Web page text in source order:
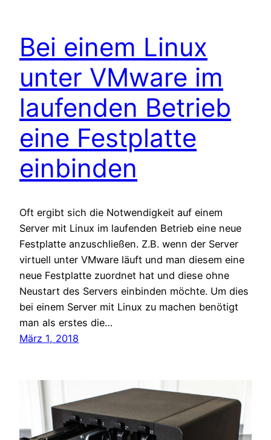
Bei einem Linux
unter VMware im
laufenden Betrieb
eine Festplatte
einbinden
Oft ergibt sich die Notwendigkeit auf einem
Server mit Linux im laufenden Betrieb eine neue
Festplatte anzuschließen. Z.B. wenn der Server
virtuell unter VMware läuft und man diesem eine
neue Festplatte zuordnet hat und diese ohne
Neustart des Servers einbinden möchte. Um dies
bei einem Server mit Linux zu machen benötigt
man als erstes die…
März 1, 2018